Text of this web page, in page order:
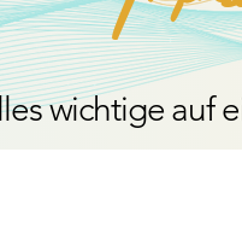
wichtige auf